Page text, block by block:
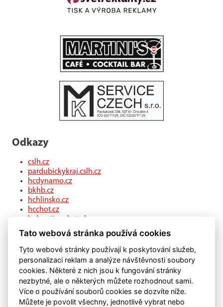
Odkazy
cslh.cz
pardubickykraj.cslh.cz
hcdynamo.cz
bkhb.cz
hchlinsko.cz
hcchot.cz
kohouti-ceskatrebova.cz
hcledec.cz
hclitomysl.cz
hcskutec.cz
hcslovan.com
hcchocen.cz
hcpolicka.com
hcsvetlans.cz
eSports.cz
klubweb.cz
Tato webová stránka používá cookies
Tyto webové stránky používají k poskytování služeb,
personalizaci reklam a analýze návštěvnosti soubory
cookies. Některé z nich jsou k fungování stránky
nezbytné, ale o některých můžete rozhodnout sami.
Více o používání souborů cookies se dozvíte níže.
Můžete je povolit všechny, jednotlivě vybrat nebo